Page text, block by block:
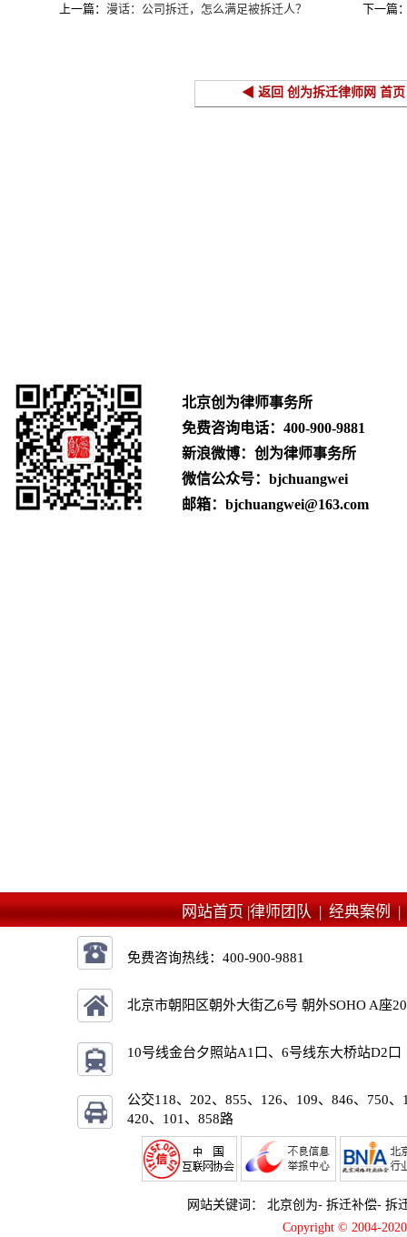
上一篇： 漫话：公司拆迁，怎么满足被拆迁人？ 下一篇
◀ 返回 创为拆迁律师网 首
北京创为律师事务所
免费咨询电话： 400-900-9881
新浪微博：创为律师事务所
微信公众号：bjchuangwei
邮箱：bjchuangwei@163.com
网站首页 |律师团队 |经典案例
免费咨询热线：400-900-9881
北京市朝阳区朝外大街乙6号 朝外SOHO A座
10号线金台夕照站A1口、6号线东大桥站D2口
公交118、202、855、126、109、846、750、
420、101、858路
网站关键词： 北京创为- 拆迁补偿- 拆
Copyright © 2004-